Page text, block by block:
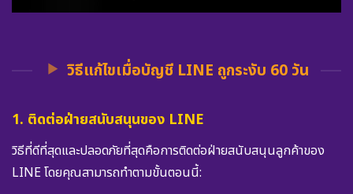
วิธีแก้ไขเมื่อบัญชี LINE ถูกระงับ 60 วัน
1. ติดต่อฝ่ายสนับสนุนของ LINE
วิธีที่ดีที่สุดและปลอดภัยที่สุดคือการติดต่อฝ่ายสนับสนุนลูกค้าของ
LINE โดยคุณสามารถทำตามขั้นตอนนี้: